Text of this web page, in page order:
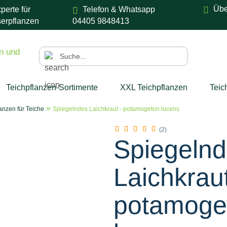
für
Telefon & Whatsapp
04405 9848413
Suche...
Teichpflanzen-Sortimente XXL Teichpflanzen
SALE % Mehr
für Teiche » Spiegelndes Laichkraut - potamogeton lucens
(2)